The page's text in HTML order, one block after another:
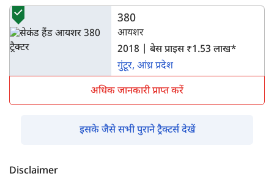
380
आयशर
2018 | बेस प्राइस ₹1.53 लाख*
गुंटूर, आंध्र प्रदेश
अधिक जानकारी प्राप्त करें
इसके जैसे सभी पुराने ट्रैक्टर्स देखें
Disclaimer